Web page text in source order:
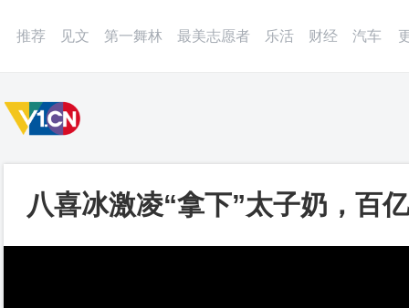
推荐 见文 第一舞林 最美志愿者 乐活 财经 汽车
八喜冰激凌“拿下”太子奶，百
视频